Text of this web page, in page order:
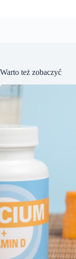
Warto też zobaczyć